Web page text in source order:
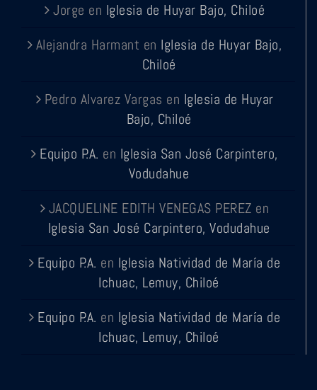
Jorge en Iglesia de Huyar Bajo, Chiloé
Alejandra Harmant en Iglesia de Huyar Bajo,
Chiloé
Pedro Alvarez Vargas en Iglesia de Huyar
Bajo, Chiloé
Equipo P.A. en Iglesia San José Carpintero,
Vodudahue
JACQUELINE EDITH VENEGAS PEREZ en
Iglesia San José Carpintero, Vodudahue
Equipo P.A. en Iglesia Natividad de María de
Ichuac, Lemuy, Chiloé
Equipo P.A. en Iglesia Natividad de María de
Ichuac, Lemuy, Chiloé